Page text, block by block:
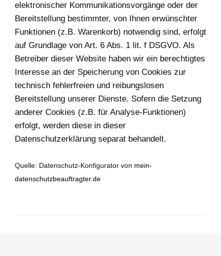
elektronischer Kommunikationsvorgänge oder der
Bereitstellung bestimmter, von Ihnen erwünschter
Funktionen (z.B. Warenkorb) notwendig sind, erfolgt
auf Grundlage von Art. 6 Abs. 1 lit. f DSGVO. Als
Betreiber dieser Website haben wir ein berechtigtes
Interesse an der Speicherung von Cookies zur
technisch fehlerfreien und reibungslosen
Bereitstellung unserer Dienste. Sofern die Setzung
anderer Cookies (z.B. für Analyse-Funktionen)
erfolgt, werden diese in dieser
Datenschutzerklärung separat behandelt.
Quelle: Datenschutz-Konfigurator von mein-
datenschutzbeauftragter.de